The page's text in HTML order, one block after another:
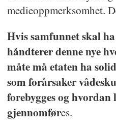
medieoppmerksomhet.
Hvis samfunnet skal
håndterer denne nye
måte må etaten ha
som forårsaker
forebygges og
gjennomføres.